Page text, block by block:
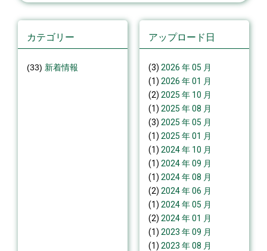
カテゴリー
(33) 新着情報
アップロード日
(3) 2026 年 05 月
(1) 2026 年 01 月
(2) 2025 年 10 月
(1) 2025 年 08 月
(3) 2025 年 05 月
(1) 2025 年 01 月
(1) 2024 年 10 月
(1) 2024 年 09 月
(1) 2024 年 08 月
(2) 2024 年 06 月
(1) 2024 年 05 月
(2) 2024 年 01 月
(1) 2023 年 09 月
(1) 2023 年 08 月